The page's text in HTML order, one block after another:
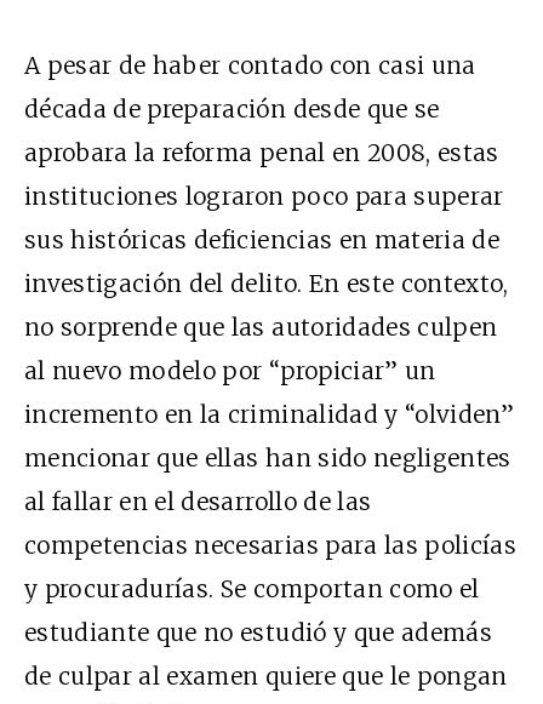
A pesar de haber contado con casi una
década de preparación desde que se
aprobara la reforma penal en 2008, estas
instituciones lograron poco para superar
sus históricas deficiencias en materia de
investigación del delito. En este contexto,
no sorprende que las autoridades culpen
al nuevo modelo por “propiciar” un
incremento en la criminalidad y “olviden”
mencionar que ellas han sido negligentes
al fallar en el desarrollo de las
competencias necesarias para las policías
y procuradurías. Se comportan como el
estudiante que no estudió y que además
de culpar al examen quiere que le pongan